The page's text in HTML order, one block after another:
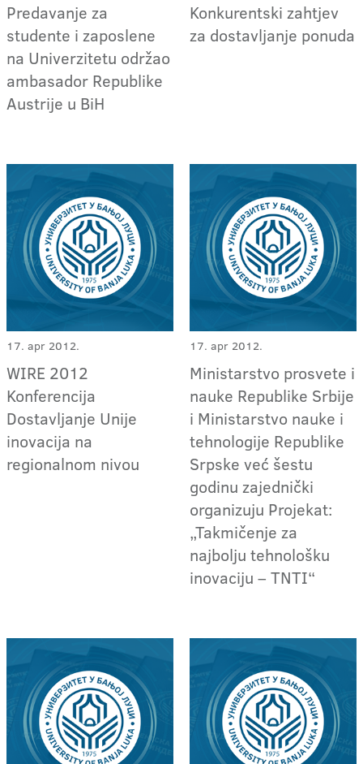
Predavanje za
studente i zaposlene
na Univerzitetu održao
ambasador Republike
Austrije u BiH
Konkurentski zahtjev
za dostavljanje ponuda
17. apr 2012.
WIRE 2012
Konferencija
Dostavljanje Unije
inovacija na
regionalnom nivou
17. apr 2012.
Ministarstvo prosvete i
nauke Republike Srbije
i Ministarstvo nauke i
tehnologije Republike
Srpske već šestu
godinu zajednički
organizuju Projekat:
„Takmičenje za
najbolju tehnološku
inovaciju – TNTI“